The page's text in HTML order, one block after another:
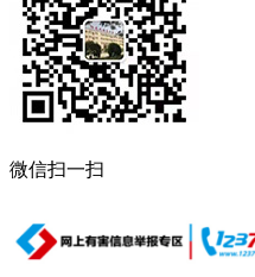
微信扫一扫